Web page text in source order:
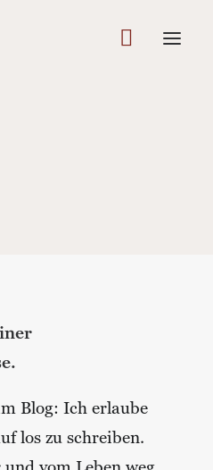
Blog: Ich erlaube
los zu schreiben.